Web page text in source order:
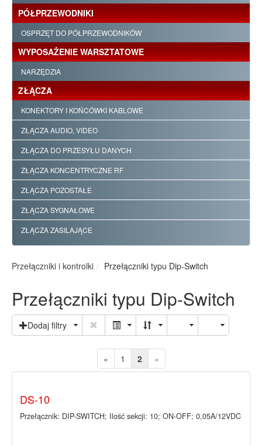
PÓŁPRZEWODNIKI
OSPRZĘT DO PÓŁPRZEWODNIKÓW
WYPOSAŻENIE WARSZTATOWE
NARZĘDZIA
ZŁĄCZA
KONEKTORY I KOŃCÓWKI KABLOWE
ZŁĄCZA AUDIO, VIDEO
ZŁĄCZA DO PRZESYŁU DANYCH
ZŁĄCZA KONCENTRYCZNE RF
ZŁĄCZA POZOSTAŁE
ZŁĄCZA SYGNAŁOWE
ZŁĄCZA ZASILAJĄCE
Przełączniki i kontrolki Przełączniki typu Dip-Switch
Przełączniki typu Dip-Switch
Dodaj filtry
« 1 2 »
DS-10
Przełącznik: DIP-SWITCH; Ilość sekcji: 10; ON-OFF; 0,05A/12VDC